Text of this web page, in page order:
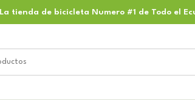
La tienda de bicicleta Numero #1 de Todo el